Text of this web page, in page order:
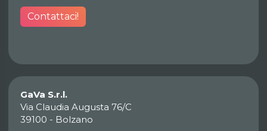
Contattaci!
GaVa S.r.l.
Via Claudia Augusta 76/C
39100 - Bolzano